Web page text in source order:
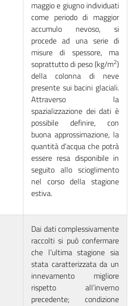
maggio e giugno individuati
come periodo di maggior
accumulo nevoso, si
procede ad una serie di
misure di spessore, ma
soprattutto di peso (kg/m2)
della colonna di neve
presente sui bacini glaciali.
Attraverso la
spazializzazione dei dati è
possibile definire, con
buona approssimazione, la
quantità d’acqua che potrà
essere resa disponibile in
seguito allo scioglimento
nel corso della stagione
estiva.
Dai dati complessivamente
raccolti si può confermare
che l’ultima stagione sia
stata caratterizzata da un
innevamento migliore
rispetto all’inverno
precedente; condizione